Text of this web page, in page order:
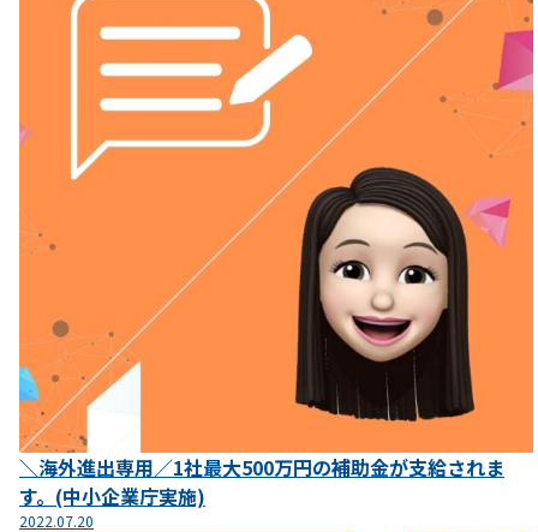
＼海外進出専用／1社最大500万円の補助金が支給されま
す。(中小企業庁実施)
2022.07.20